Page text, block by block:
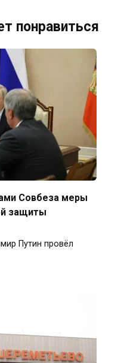
понравиться
Совбеза меры
защиты
Путин провёл